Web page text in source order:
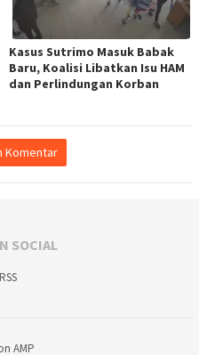
Kasus Sutrimo Masuk Babak
Baru, Koalisi Libatkan Isu HAM
dan Perlindungan Korban
Komentar
SOCIAL
RSS
AMP